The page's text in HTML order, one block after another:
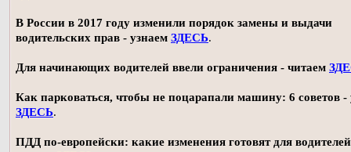
В России в 2017 году изменили порядок замены и выдачи
водительских прав - узнаем ЗДЕСЬ.
Для начинающих водителей ввели ограничения - читаем
Как парковаться, чтобы не поцарапали машину: 6 советов -
ЗДЕСЬ.
ПДД по-европейски: какие изменения готовят для